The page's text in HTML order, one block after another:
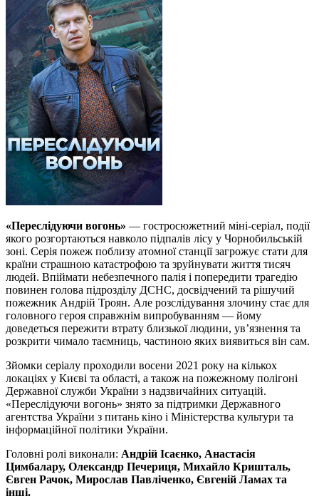
«Переслідуючи вогонь» — гостросюжетний міні-серіал, події
якого розгортаються навколо підпалів лісу у Чорнобильській
зоні. Серія пожеж поблизу атомної станції загрожує стати для
країни страшною катастрофою та зруйнувати життя тисяч
людей. Впіймати небезпечного палія і попередити трагедію
повинен голова підрозділу ДСНС, досвідчений та рішучий
пожежник Андрій Троян. Але розслідування злочину стає для
головного героя справжнім випробуванням — йому
доведеться пережити втрату близької людини, ув’язнення та
розкрити чимало таємниць, частиною яких виявиться він сам.
Зйомки серіалу проходили восени 2021 року на кількох
локаціях у Києві та області, а також на пожежному полігоні
Державної служби України з надзвичайних ситуацій.
«Переслідуючи вогонь» знято за підтримки Державного
агентства України з питань кіно і Міністерства культури та
інформаційної політики України.
Головні ролі виконали: Андрій Ісаєнко, Анастасія
Цимбалару, Олександр Печериця, Михайло Кришталь,
Євген Рачок, Мирослав Павліченко, Євгеній Ламах та
інші.